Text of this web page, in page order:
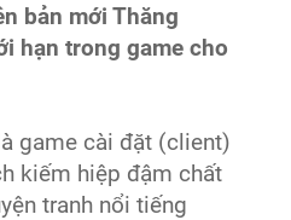
bản mới Thăng
hạn trong game cho
là game cài đặt (client)
kiếm hiệp đậm chất
tranh nổi tiếng